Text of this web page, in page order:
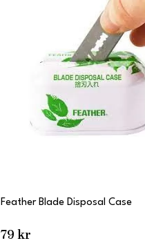
Feather Blade Disposal Case
79 kr